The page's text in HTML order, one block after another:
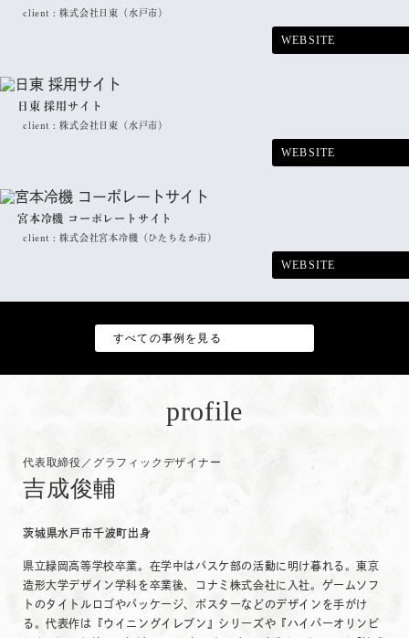
client :株式会社日東（水戸市）
WEBSITE
日東 採用サイト
client :株式会社日東（水戸市）
WEBSITE
宮本冷機 コーポレートサイト
client :株式会社宮本冷機（ひたちなか市）
WEBSITE
すべての事例を見る
profile
代表取締役／グラフィックデザイナー
吉成俊輔
茨城県水戸市千波町出身
県立緑岡高等学校卒業。在学中はバスケ部の活動に明け暮れる。東京
造形大学デザイン学科を卒業後、コナミ株式会社に入社。ゲームソフ
トのタイトルロゴやパッケージ、ポスターなどのデザインを手がけ
る。代表作は『ウイニングイレブン』シリーズや『ハイパーオリンピ